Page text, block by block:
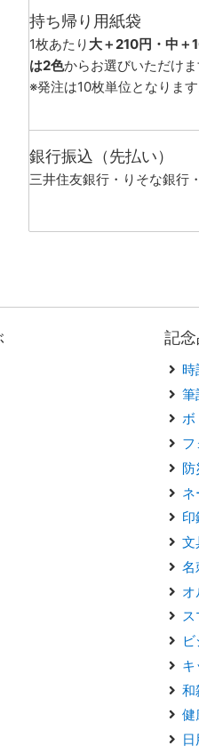
持ち帰り用紙袋
1枚あたり 大＋210円・中＋
は2色からお選びいただけま
※発注は10枚単位となります
銀行振込（先払い）
三井住友銀行・りそな銀行
記
時
筆
ボ
フ
防
ネ
印
文
名
オ
キ
和
健